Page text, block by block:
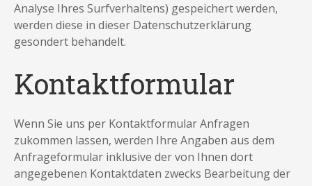
Analyse Ihres Surfverhaltens) gespeichert werden,
werden diese in dieser Datenschutzerklärung
gesondert behandelt.
Kontaktformular
Wenn Sie uns per Kontaktformular Anfragen
zukommen lassen, werden Ihre Angaben aus dem
Anfrageformular inklusive der von Ihnen dort
angegebenen Kontaktdaten zwecks Bearbeitung der